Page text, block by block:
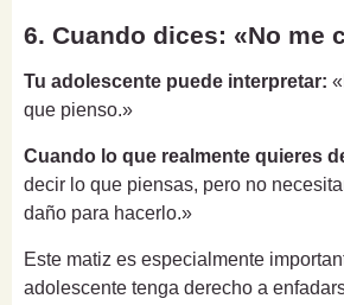
6. Cuando dices: «No me
Tu adolescente puede interpretar:
que pienso.»
Cuando lo que realmente quieres
decir lo que piensas, pero no
daño para hacerlo.»
Este matiz es especialmente
adolescente tenga derecho a